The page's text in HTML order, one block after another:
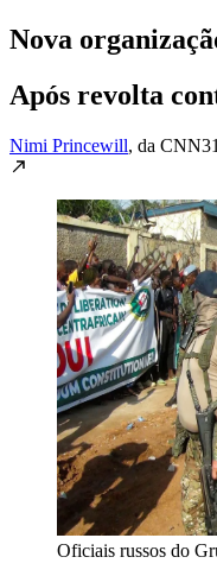
Nova
Após revolta
Nimi Princewill, da CNN
Oficiais russos do